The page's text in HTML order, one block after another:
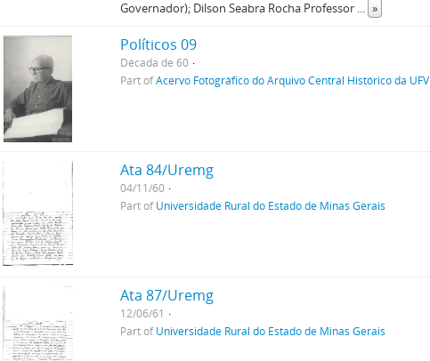
Governador); Dilson Seabra Rocha Professor
»
Políticos 09
Década de 60
Part ofAcervo Fotográfico do Arquivo Central Histórico da UFV
Ata 84/Uremg
04/11/60
Part ofUniversidade Rural do Estado de Minas Gerais
Ata 87/Uremg
12/06/61
Part ofUniversidade Rural do Estado de Minas Gerais